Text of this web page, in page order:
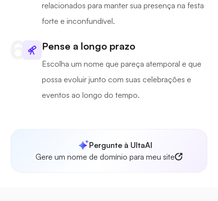
relacionados para manter sua presença na festa
forte e inconfundível.
Pense a longo prazo
Escolha um nome que pareça atemporal e que
possa evoluir junto com suas celebrações e
eventos ao longo do tempo.
Pergunte à UltaAI
Gere um nome de domínio para meu site